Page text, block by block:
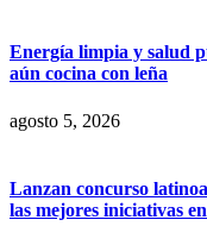
Energía limpia y salud
aún cocina con leña
agosto 5, 2026
Lanzan concurso
las mejores iniciativas